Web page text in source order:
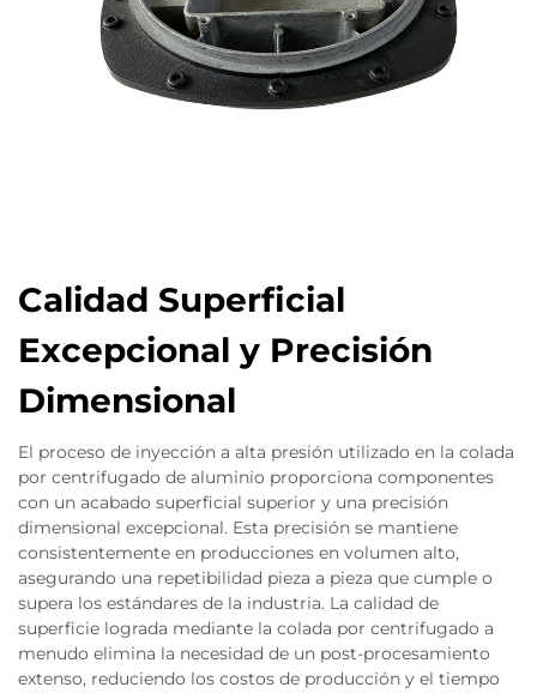
Calidad Superficial
Excepcional y Precisión
Dimensional
El proceso de inyección a alta presión utilizado en la colada
por centrifugado de aluminio proporciona componentes
con un acabado superficial superior y una precisión
dimensional excepcional. Esta precisión se mantiene
consistentemente en producciones en volumen alto,
asegurando una repetibilidad pieza a pieza que cumple o
supera los estándares de la industria. La calidad de
superficie lograda mediante la colada por centrifugado a
menudo elimina la necesidad de un post-procesamiento
extenso, reduciendo los costos de producción y el tiempo